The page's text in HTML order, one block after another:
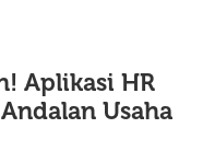
Aplikasi HR
Usaha